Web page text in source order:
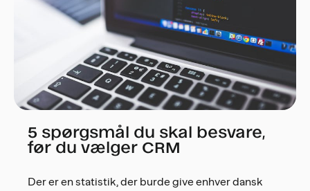
5 spørgsmål du skal besvare,
før du vælger CRM
Der er en statistik, der burde give enhver dansk